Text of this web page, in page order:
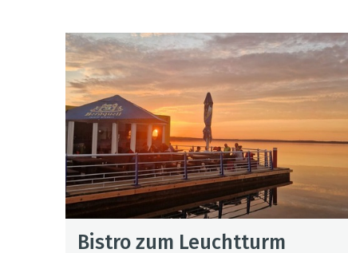
Bis­tro zum Leucht­turm